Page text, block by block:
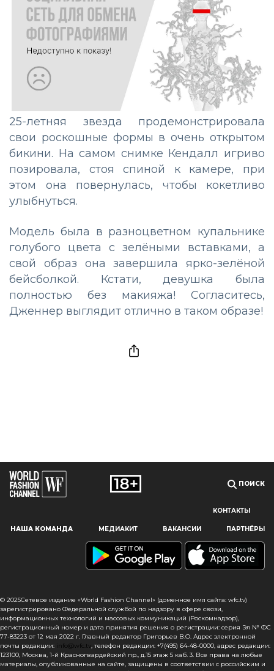
Наш сайт использует файлы cookie и похожие технологии,
пользователям, предоставляя персонализированную
информацию, запоминая предпочтения в области
сайта, вы подтверждаете свое согласие на использование
файлов cookie в соответствии с настоящим уведомлением
в отношении данного типа файлов. Если вы не согласны
с тем, чтобы мы использовали данный тип файлов,
то вы должны соответствующим образом установить
настройки вашего браузера или не использовать сайт wfc.tv
25-летняя звезда продемонстрировала
свои роскошные формы в очень открытом
бикини. На самом снимке Кендалл игриво
позировала, стоя спиной к камере, при
этом она повернулась, чтобы кокетливо
улыбнуться.
Модель была в разноцветном купальнике
голубого цвета с зелёными вставками, а
свой образ она завершила ярко-зелёной
бейсболкой. Кстати, девушка была
полностью без макияжа! Согласитесь,
Дженнер выглядит отлично в таком образе!
ПОИСК
КОНТАКТЫ
НАША КОМАНДА МЕДИАКИТ ВАКАНСИИ ПАРТНЁРЫ
© 2025Сетевое издание «World Fashion Channel» (доменное имя сайта: wfc.tv)
зарегистрировано Федеральной службой по надзору в сфере связи,
информационных технологий и массовых коммуникаций (Роскомнадзор),
регистрационный номер и дата принятия решения о регистрации: серия Эл № ФС
77-83223 от 12 мая 2022 г. Главный редактор Григорьев В.О. Адрес электронной
почты редакции: info@wfc.tv
, телефон редакции: +7(495) 64-48-0000, адрес редакции:
123100, Москва, 1-й Красногвардейский пр., д.15 этаж 5 каб. 3. Все права на любые
материалы, опубликованные на сайте, защищены в соответствии с российским и